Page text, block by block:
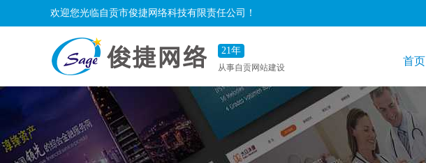
欢迎您光临自贡市俊捷网络科技有限责任公司！
21年
从事自贡网站建设
首页